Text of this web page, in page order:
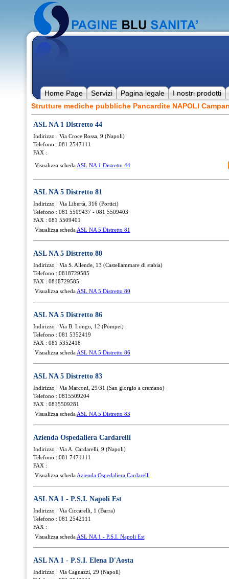
Home Page Servizi Pagina legale
I nostri prodotti
Strutture mediche pubbliche Pancardite NAPOLI
ASL NA 1 Distretto 44
Indirizzo : Via Croce Rossa, 9 (Napoli)
Telefono : 081 2547111
FAX :
Visualizza scheda ASL NA 1 Distretto 44
ASL NA 5 Distretto 81
Indirizzo : Via Libertà, 316 (Portici)
Telefono : 081 5509437 - 081 5509403
FAX : 081 5509401
Visualizza scheda ASL NA 5 Distretto 81
ASL NA 5 Distretto 80
Indirizzo : Via S. Allende, 13 (Castellammare di stabia)
Telefono : 0818729585
FAX : 0818729585
Visualizza scheda ASL NA 5 Distretto 80
ASL NA 5 Distretto 86
Indirizzo : Via B. Longo, 12 (Pompei)
Telefono : 081 5352419
FAX : 081 5352418
Visualizza scheda ASL NA 5 Distretto 86
ASL NA 5 Distretto 83
Indirizzo : Via Marconi, 29/31 (San giorgio a cremano)
Telefono : 0815509204
FAX : 0815509281
Visualizza scheda ASL NA 5 Distretto 83
Azienda Ospedaliera Cardarelli
Indirizzo : Via A. Cardarelli, 9 (Napoli)
Telefono : 081 7471111
FAX :
Visualizza scheda Azienda Ospedaliera Cardarelli
ASL NA 1 - P.S.I. Napoli Est
Indirizzo : Via Ciccarelli, 1 (Barra)
Telefono : 081 2542111
FAX :
Visualizza scheda ASL NA 1 - P.S.I. Napoli Est
ASL NA 1 - P.S.I. Elena D'Aosta
Indirizzo : Via Cagnazzi, 29 (Napoli)